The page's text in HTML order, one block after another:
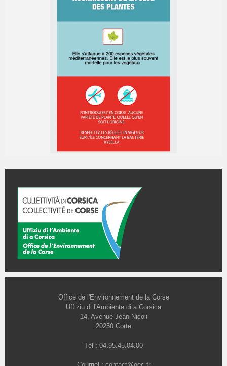
Office de l'Environnement de la Corse
Uffiziu di l'Ambiente di a Corsica
14, Avenue Jean Nicoli
20250 Corte
Tél : 04.95.45.04.00